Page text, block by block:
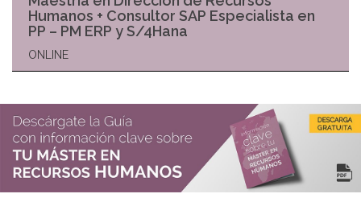
Humanos + Consultor SAP Especialista en
PP – PM ERP y S/4Hana
ONLINE